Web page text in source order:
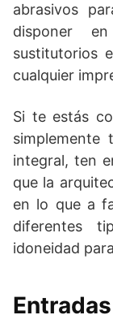
abrasivos
disponer
sustitutorios
cualquier
Si te estás
simplemente
integral, ten
que la
en lo que a
diferentes
idoneidad